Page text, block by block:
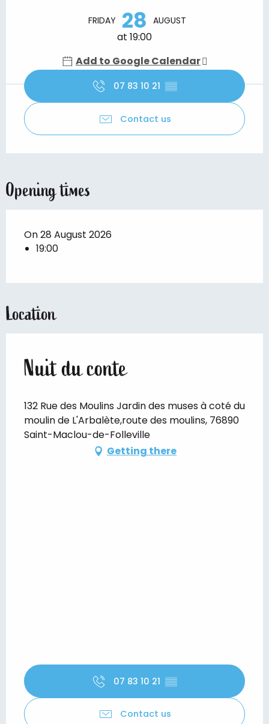
FRIDAY 28 AUGUST
at 19:00
Add to Google Calendar
07 83 10 21 ▒▒
Contact us
Opening times
On 28 August 2026
19:00
Location
Nuit du conte
132 Rue des Moulins Jardin des muses à coté du
moulin de L'Arbalète,route des moulins, 76890
Saint-Maclou-de-Folleville
Getting there
07 83 10 21 ▒▒
Contact us